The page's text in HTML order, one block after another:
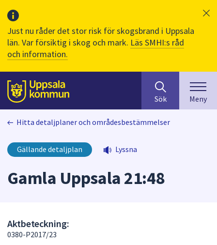
Just nu råder det stor risk för skogsbrand i Uppsala
län. Var försiktig i skog och mark. Läs SMHI:s råd
och information.
Till sidans
huvudinnehåll
efter
innehåll
på
webbplatsen.
i
Sök Meny
Hitta detaljplaner och områdesbestämmelser
Gällande detaljplan Lyssna
Gamla Uppsala 21:48
Aktbeteckning:
0380-P2017/23